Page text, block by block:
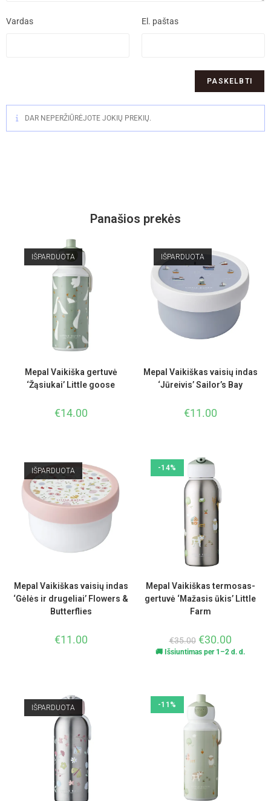
Vardas El. paštas
DAR NEPERŽIŪRĖJOTE JOKIŲ PREKIŲ.
Panašios prekės
IŠPARDUOTA
Mepal Vaikiška gertuvė
‘Žąsiukai’ Little goose
€14.00
IŠPARDUOTA
Mepal Vaikiškas vaisių indas
‘Jūreivis’ Sailor’s Bay
€11.00
IŠPARDUOTA
Mepal Vaikiškas vaisių indas
‘Gėlės ir drugeliai’ Flowers &
Butterflies
€11.00
-14%
Mepal Vaikiškas termosas-
gertuvė ‘Mažasis ūkis’ Little
Farm
€35.00 €30.00
🚚 Išsiuntimas per 1–2 d. d.
IŠPARDUOTA -11%